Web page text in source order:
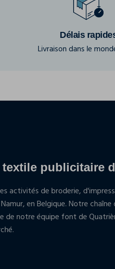
Délais
Livraison dans le
publicitaire
activités de broderie,
en Belgique. Notre
de notre équipe font de